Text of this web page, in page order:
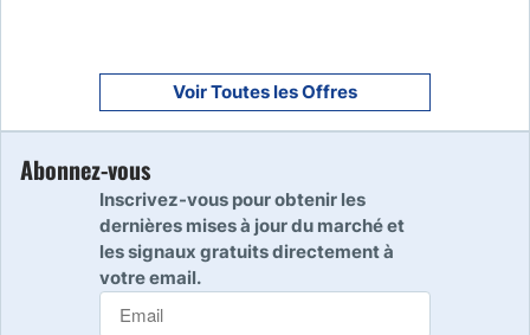
Voir Toutes les Offres
Abonnez-vous
Inscrivez-vous pour obtenir les
dernières mises à jour du marché et
les signaux gratuits directement à
votre email.